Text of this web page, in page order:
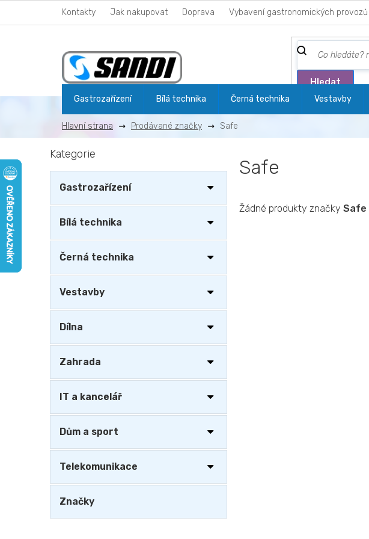
obsah
Kontakty Jak nakupovat Doprava Vybavení gastronomických provozů
Hledat
Gastrozařízení Bílá technika Černá technika Vestavby
Prodávané značky Safe
o
s
a
n
a
Přeskočit
Kategorie
Gastrozařízení
Bílá technika
Černá technika
Vestavby
Dílna
Zahrada
IT a kancelář
Dům a sport
Telekomunikace
Značky
Safe
Žádné produkty značky Safe